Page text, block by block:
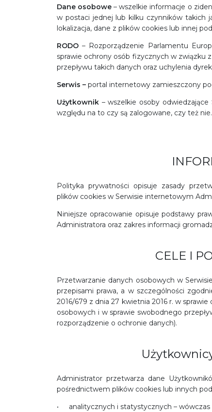
Dane osobowe– wszelkie informacje o
w postaci jednej lub kilku czynników takich
lokalizacja, dane z plików cookies lub innej
RODO– Rozporządzenie Parlamentu
sprawie ochrony osób fizycznych w związku
przepływu takich danych oraz uchylenia
Serwis – portal internetowy zamieszczony
Użytkownik – wszelkie osoby
względu na to czy są zalogowane, czy też nie.
Polityka prywatności opisuje zasady
plików cookies w Serwisie internetowym
Niniejsze opracowanie opisuje podstawy
Administratora oraz zakres informacji
CELE I
Przetwarzanie danych osobowych w
przepisami prawa, a w szczególności
2016/679 z dnia 27 kwietnia 2016 r. w
osobowych i w sprawie swobodnego
rozporządzenie o ochronie danych).
Administrator przetwarza dane
pośrednictwem plików cookies lub innych
analitycznych i statystycznych –